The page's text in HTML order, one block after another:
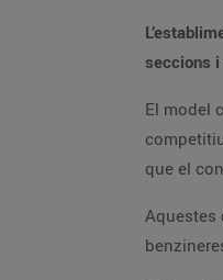
seccions
El model
que el
Aquestes